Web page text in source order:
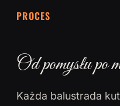
PROCES
Od pomysłu po
Każda balustrada